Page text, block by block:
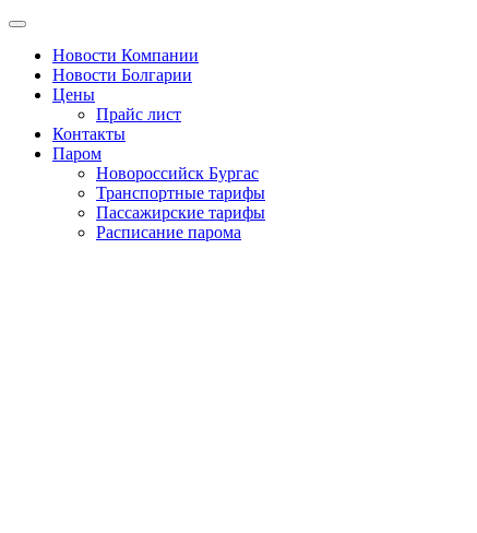
Новости Компании
Новости Болгарии
Цены
Прайс лист
Контакты
Паром
Новороссийск Бургас
Транспортные тарифы
Пассажирские тарифы
Расписание парома